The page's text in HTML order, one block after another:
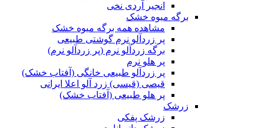
انجیر آردی نخی
برگه میوه خشک
مشاهده همه برگه میوه خشک
پر زردآلو نرم گوشتی طبیعی
برگه زردآلو نرم (پر زردآلو نرم)
پر هلو نرم
پر زردآلو طبیعی خانگی (آفتاب خشک)
قیصی (قیسی) زرد آلو اعلا ایرانی
پر هلو طبیعی (آفتاب خشک)
زرشک
زرشک پفکی